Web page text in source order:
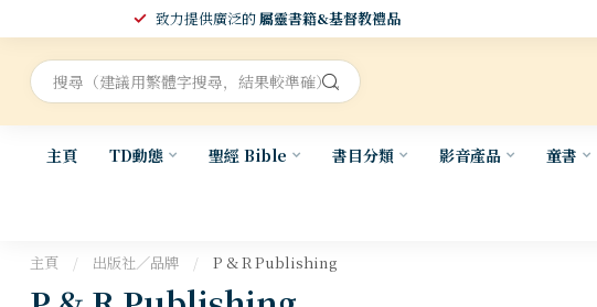
致力提供廣泛的屬靈書籍&基督教禮品
主頁 TD動態 聖經 Bible 書目分類 影音產品 童書
主頁 / 出版社／品牌 / P & R Publishing